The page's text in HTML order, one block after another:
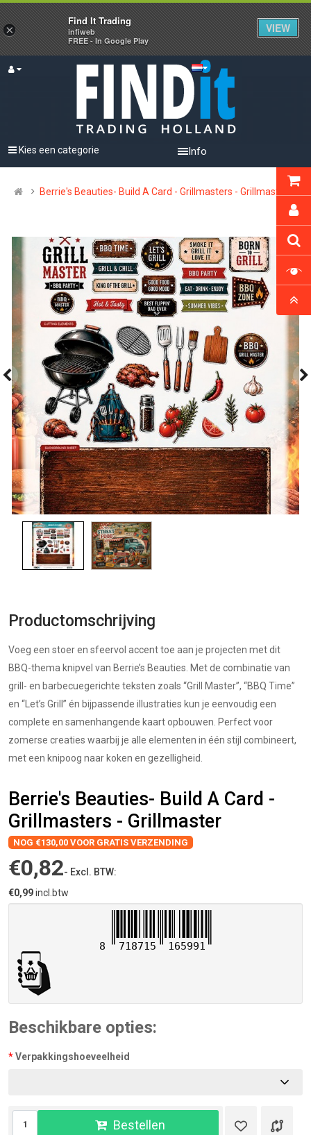
Info
Kies een categorie
Berrie's Beauties- Build A Card - Grillmasters - Grillmaster
Productomschrijving
Voeg een stoer en sfeervol accent toe aan je projecten met dit
BBQ-thema knipvel van Berrie’s Beauties. Met de combinatie van
grill- en barbecuegerichte teksten zoals “Grill Master”, “BBQ Time”
en “Let’s Grill” én bijpassende illustraties kun je eenvoudig een
complete en samenhangende kaart opbouwen. Perfect voor
zomerse creaties waarbij je alle elementen in één stijl combineert,
met een knipoog naar koken en gezelligheid.
Berrie's Beauties- Build A Card -
Grillmasters - Grillmaster
NOG €130,00 VOOR GRATIS VERZENDING
€0,82- Excl. BTW:
€0,99incl.btw
8 718715 165991
Beschikbare opties:
Verpakkingshoeveelheid
Bestellen
×
Find It Trading
infiweb
FREE - In Google Play
VIEW